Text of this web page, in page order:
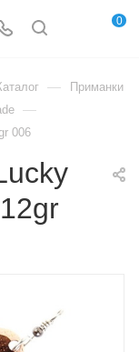
0
— Приманки
—
006